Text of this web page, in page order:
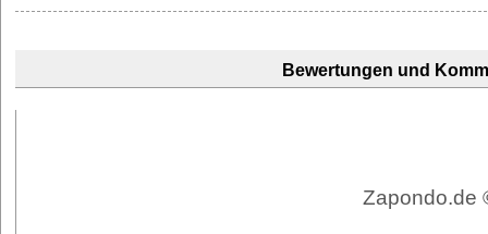
Bewertungen und
Zapondo.de